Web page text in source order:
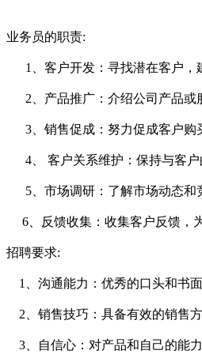
业务员的职责:
1、客户开发：寻找潜在客户，
2、产品推广：介绍公司产品或
3、销售促成：努力促成客户购
4、 客户关系维护：保持与客户
5、市场调研：了解市场动态和
6、反馈收集：收集客户反馈，
招聘要求:
1、沟通能力：优秀的口头和书面
2、销售技巧：具备有效的销售方
3、自信心：对产品和自己的能力